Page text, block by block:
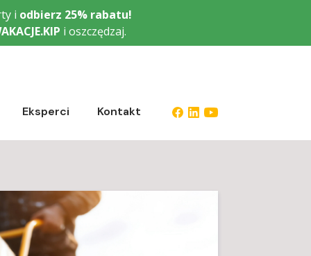
i odbierz 25% rabatu!
i oszczędzaj.
Eksperci Kontakt